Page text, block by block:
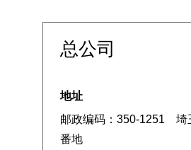
总公司
地址
邮政编码：350-1251 埼
番地